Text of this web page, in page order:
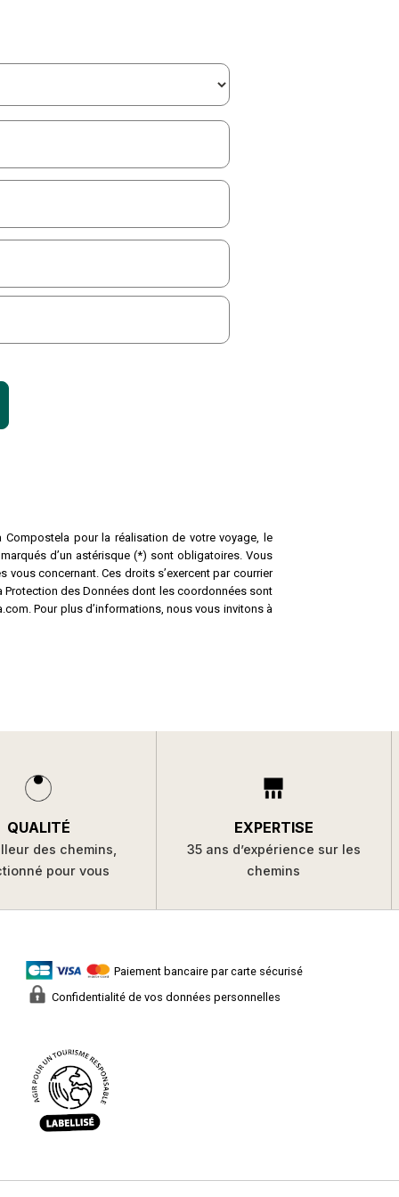
pour la réalisation de votre voyage, le
d’un astérisque (*) sont obligatoires. Vous
concernant. Ces droits s’exercent par courrier
Protection des Données dont les coordonnées sont
Pour plus d’informations, nous vous invitons à
QUALITÉ
des chemins,
pour vous
EXPERTISE
35 ans d’expérience sur les
chemins
Paiement bancaire par carte sécurisé
Confidentialité de vos données personnelles